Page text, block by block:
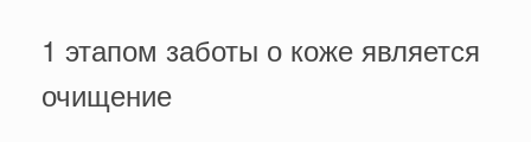
1 этапом заботы о коже является
очищение